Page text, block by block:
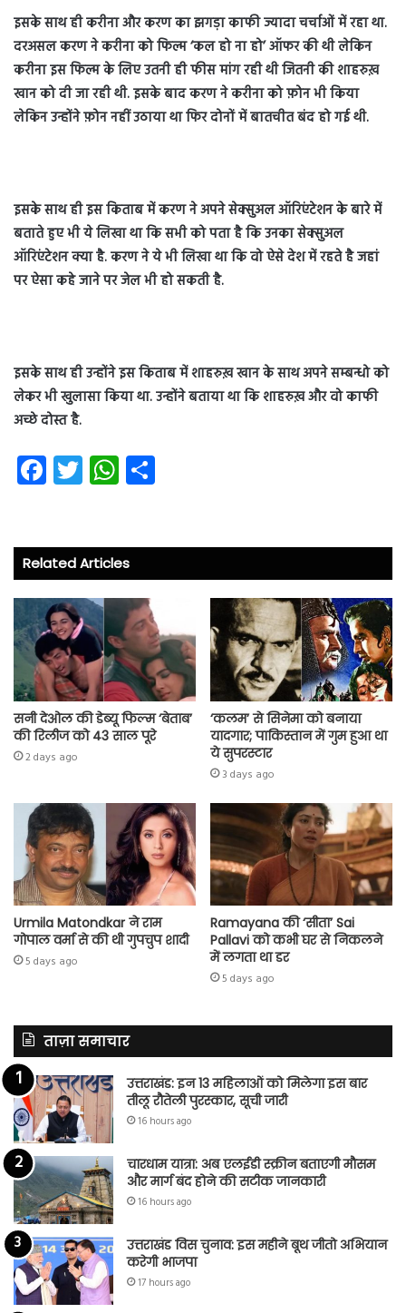
इसके साथ ही करीना और करण का झगड़ा काफी ज्यादा चर्चाओं में रहा था.
दरअसल करण ने करीना को फिल्म ‘कल हो ना हो’ ऑफर की थी लेकिन
करीना इस फिल्म के लिए उतनी ही फीस मांग रही थी जितनी की शाहरुख़
खान को दी जा रही थी. इसके बाद करण ने करीना को फ़ोन भी किया
लेकिन उन्होंने फ़ोन नहीं उठाया था फिर दोनों में बातचीत बंद हो गई थी.
इसके साथ ही इस किताब में करण ने अपने सेक्सुअल ऑरिएंटेशन के बारे में
बताते हुए भी ये लिखा था कि सभी को पता है कि उनका सेक्सुअल
ऑरिएंटेशन क्या है. करण ने ये भी लिखा था कि वो ऐसे देश में रहते है जहां
पर ऐसा कहे जाने पर जेल भी हो सकती है.
इसके साथ ही उन्होंने इस किताब में शाहरुख़ खान के साथ अपने सम्बन्धो को
लेकर भी खुलासा किया था. उन्होंने बताया था कि शाहरुख़ और वो काफी
अच्छे दोस्त है.
Fa
ce
o
ok
T
wi
er
W
ha
A
p
p
Related Articles
सनी देओल की डेब्यू फिल्म ‘बेताब’
की रिलीज को 43 साल पूरे
2 days ago
‘कलम’ से सिनेमा को बनाया
यादगार; पाकिस्तान में गुम हुआ था
ये सुपरस्टार
3 days ago
Urmila Matondkar ने राम
गोपाल वर्मा से की थी गुपचुप शादी
5 days ago
Ramayana की ‘सीता’ Sai
Pallavi को कभी घर से निकलने
में लगता था डर
5 days ago
ताज़ा समाचार
उत्तराखंड: इन 13 महिलाओं को मिलेगा इस बार
तीलू रौतेली पुरस्कार, सूची जारी
16 hours ago
चारधाम यात्रा: अब एलईडी स्क्रीन बताएगी मौसम
और मार्ग बंद होने की सटीक जानकारी
16 hours ago
उत्तराखंड विस चुनाव: इस महीने बूथ जीतो अभियान
करेगी भाजपा
17 hours ago